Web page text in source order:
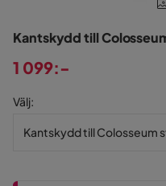
Kantskydd till
Pris
1 099:-
Välj:
Kantskydd till Colosseum